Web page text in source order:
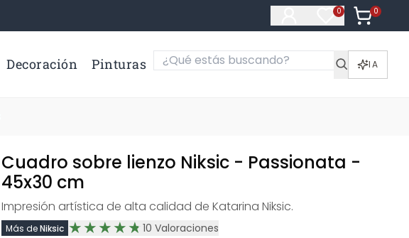
0
Artículos en
0
Artículos
Decoración Pinturas IA
Cuadro sobre lienzo Niksic - Passionata -
45x30 cm
Impresión artística de alta calidad de Katarina Niksic.
Más deNiksic 10 Valoraciones